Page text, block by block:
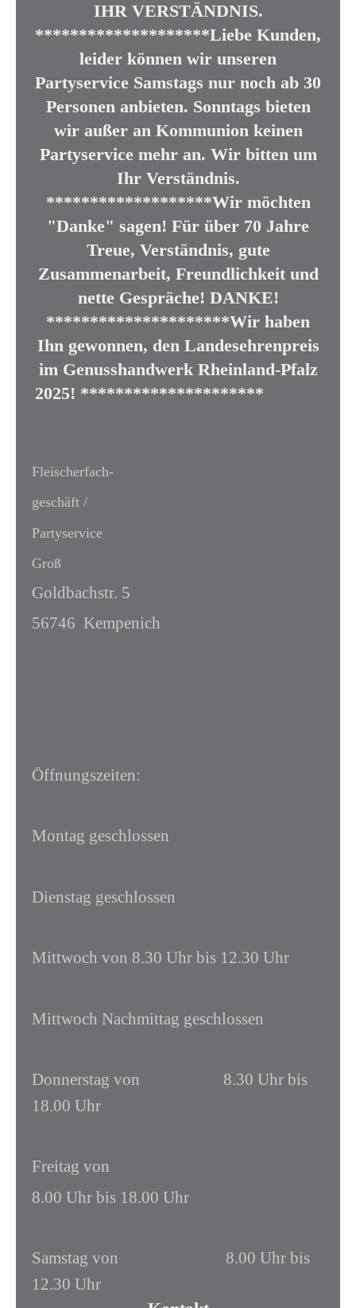
IHR VERSTÄNDNIS.
********************Liebe Kunden,
leider können wir unseren
Partyservice Samstags nur noch ab 30
Personen anbieten. Sonntags bieten
wir außer an Kommunion keinen
Partyservice mehr an. Wir bitten um
Ihr Verständnis.
*******************Wir möchten
"Danke" sagen! Für über 70 Jahre
Treue, Verständnis, gute
Zusammenarbeit, Freundlichkeit und
nette Gespräche! DANKE!
*********************Wir haben
Ihn gewonnen, den Landesehrenpreis
im Genusshandwerk Rheinland-Pfalz
2025! *********************
Fleischerfach-
geschäft /
Partyservice
Groß
Goldbachstr. 5
56746 Kempenich
Öffnungszeiten:
Montag geschlossen
Dienstag geschlossen
Mittwoch von 8.30 Uhr bis 12.30 Uhr
Mittwoch Nachmittag geschlossen
Donnerstag von 8.30 Uhr bis
18.00 Uhr
Freitag von
8.00 Uhr bis 18.00 Uhr
Samstag von 8.00 Uhr bis
12.30 Uhr